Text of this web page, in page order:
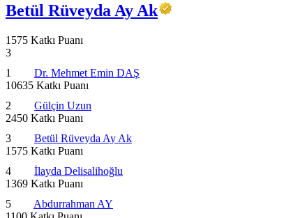
Betül Rüveyda Ay Ak
1575 Katkı Puanı
3
1
Dr. Mehmet Emin DAŞ
10635 Katkı Puanı
2
Gülçin Uzun
2450 Katkı Puanı
3
Betül Rüveyda Ay Ak
1575 Katkı Puanı
4
İlayda Delisalihoğlu
1369 Katkı Puanı
5
Abdurrahman AY